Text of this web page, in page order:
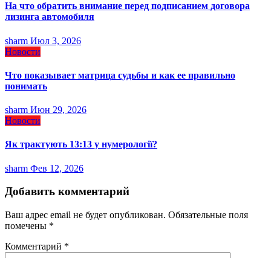
На что обратить внимание перед подписанием договора
лизинга автомобиля
sharm Июл 3, 2026
Новости
Что показывает матрица судьбы и как ее правильно
понимать
sharm Июн 29, 2026
Новости
Як трактують 13:13 у нумерології?
sharm Фев 12, 2026
Добавить комментарий
Ваш адрес email не будет опубликован. Обязательные поля
помечены *
Комментарий *